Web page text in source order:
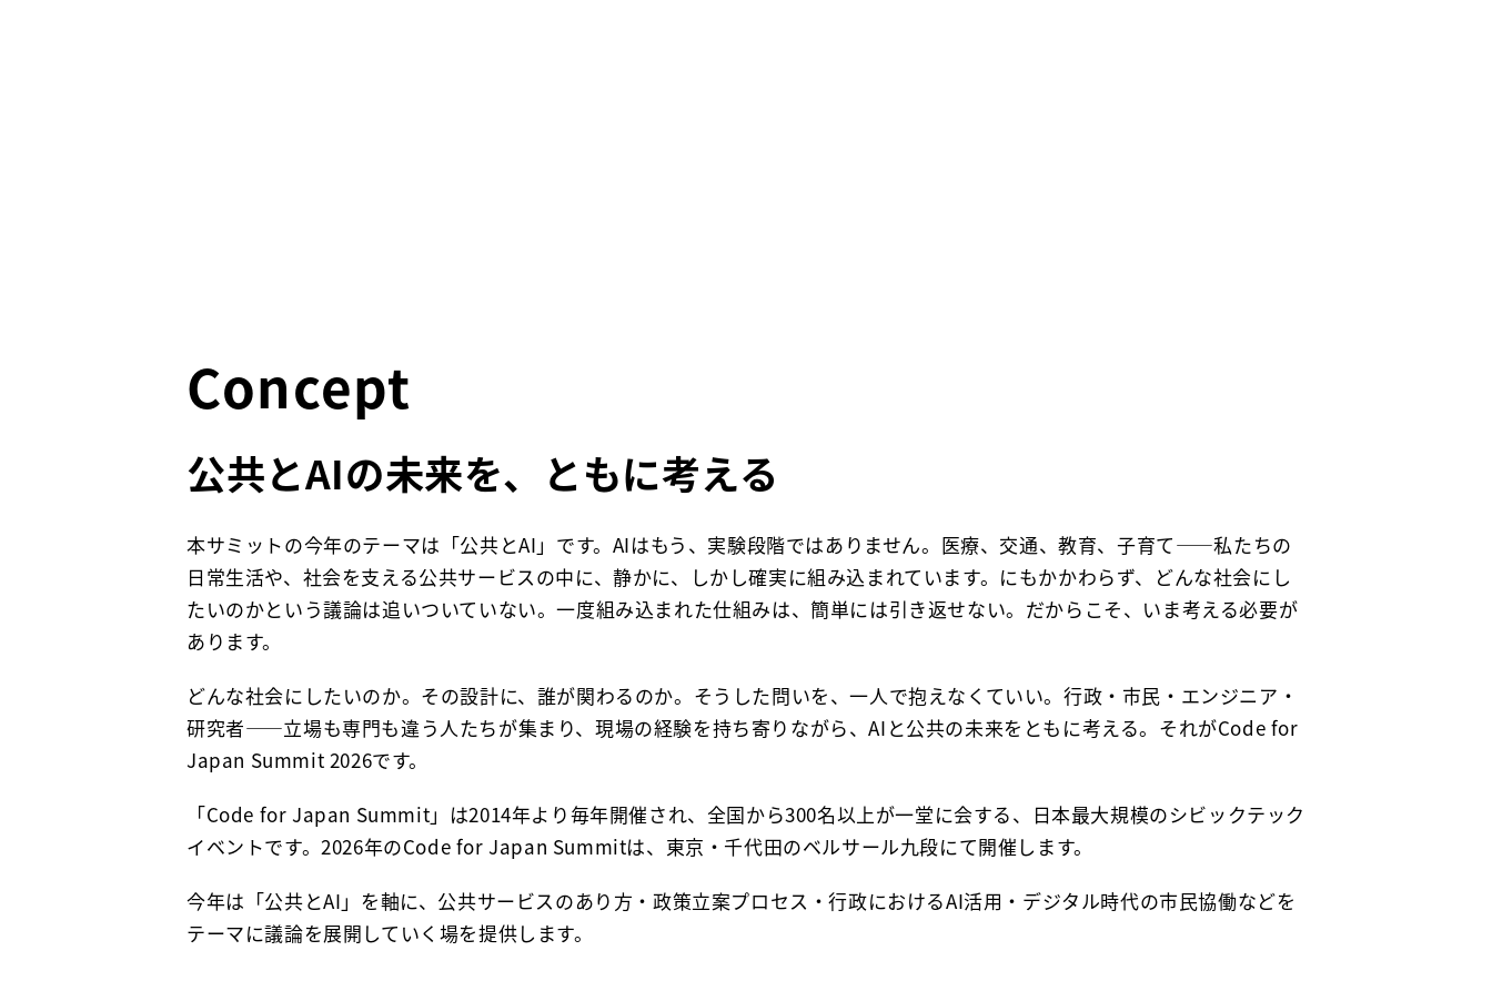
Concept
公共とAIの未来を、ともに考える
本サミットの今年のテーマは「公共とAI」です。AIはもう、実験段階ではありません。医療、交通、教育、子育て——私たちの
日常生活や、社会を支える公共サービスの中に、静かに、しかし確実に組み込まれています。にもかかわらず、どんな社会にし
たいのかという議論は追いついていない。一度組み込まれた仕組みは、簡単には引き返せない。だからこそ、いま考える必要が
あります。
どんな社会にしたいのか。その設計に、誰が関わるのか。そうした問いを、一人で抱えなくていい。行政・市民・エンジニア・
研究者——立場も専門も違う人たちが集まり、現場の経験を持ち寄りながら、AIと公共の未来をともに考える。それがCode for
Japan Summit 2026です。
「Code for Japan Summit」は2014年より毎年開催され、全国から300名以上が一堂に会する、日本最大規模のシビックテック
イベントです。2026年のCode for Japan Summitは、東京・千代田のベルサール九段にて開催します。
今年は「公共とAI」を軸に、公共サービスのあり方・政策立案プロセス・行政におけるAI活用・デジタル時代の市民協働などを
テーマに議論を展開していく場を提供します。